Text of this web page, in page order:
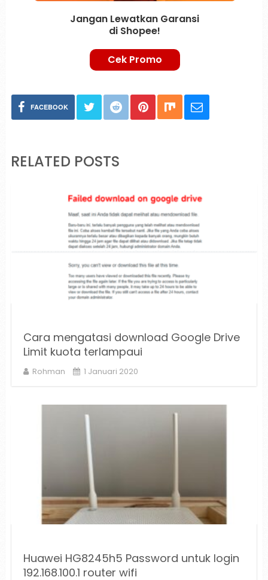
Jangan Lewatkan Garansi
di Shopee!
Cek Promo
FACEBOOK
RELATED POSTS
Cara mengatasi download Google Drive
Limit kuota terlampaui
Rohman 1 Januari 2020
Huawei HG8245h5 Password untuk login
192.168.100.1 router wifi